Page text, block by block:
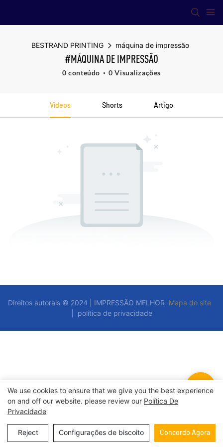
BESTRAND PRINTING máquina de impressão
#MÁQUINA DE IMPRESSÃO
0 conteúdo 0 Visualizações
Vídeos Shorts Artigo
Direitos autorais © 2024 | IMPRESSÃO MELHOR Mapa do site
política de privacidade
We use cookies to ensure that we give you the best experience
on and off our website. please review our Política De
Privacidade
Reject Configurações de biscoito Concordo Agora